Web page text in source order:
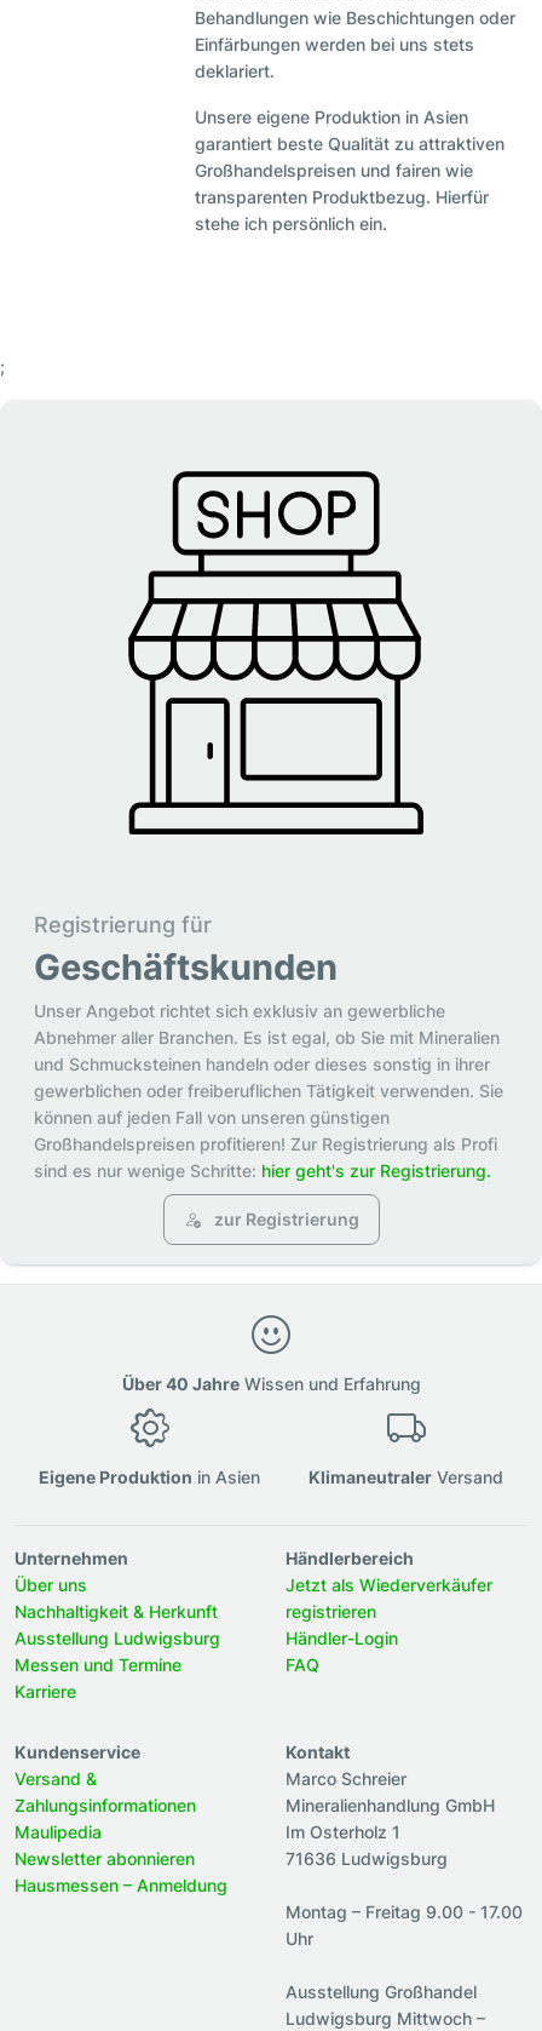
Behandlungen wie Beschichtungen oder
Einfärbungen werden bei uns stets
deklariert.
Unsere eigene Produktion in Asien
garantiert beste Qualität zu attraktiven
Großhandelspreisen und fairen wie
transparenten Produktbezug. Hierfür
stehe ich persönlich ein.
;
Registrierung für
Geschäftskunden
Unser Angebot richtet sich exklusiv an gewerbliche
Abnehmer aller Branchen. Es ist egal, ob Sie mit Mineralien
und Schmucksteinen handeln oder dieses sonstig in ihrer
gewerblichen oder freiberuflichen Tätigkeit verwenden. Sie
können auf jeden Fall von unseren günstigen
Großhandelspreisen profitieren! Zur Registrierung als Profi
sind es nur wenige Schritte: hier geht's zur Registrierung.
zur Registrierung
Über 40 JahreWissen und Erfahrung
Eigene Produktion in Asien Klimaneutraler Versand
Unternehmen
Über uns
Nachhaltigkeit & Herkunft
Ausstellung Ludwigsburg
Messen und Termine
Karriere
Händlerbereich
Jetzt als Wiederverkäufer
registrieren
Händler-Login
FAQ
Kundenservice
Versand &
Zahlungsinformationen
Maulipedia
Newsletter abonnieren
Hausmessen – Anmeldung
Kontakt
Marco Schreier
Mineralienhandlung GmbH
Im Osterholz 1
71636 Ludwigsburg
Montag – Freitag 9.00 - 17.00
Uhr
Ausstellung Großhandel
Ludwigsburg Mittwoch –